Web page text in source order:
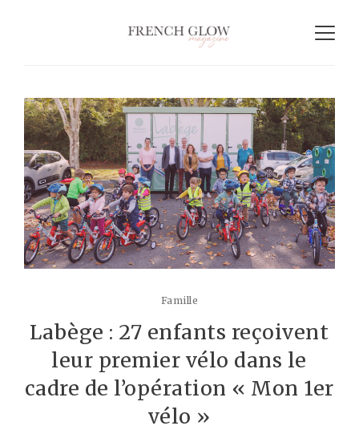
Famille
Labège : 27 enfants reçoivent
leur premier vélo dans le
cadre de l’opération « Mon 1er
vélo »